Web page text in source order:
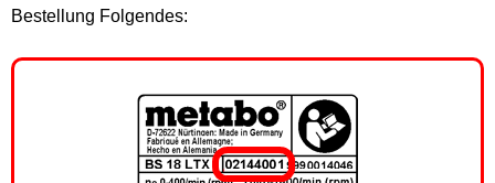
Bestellung Folgendes: